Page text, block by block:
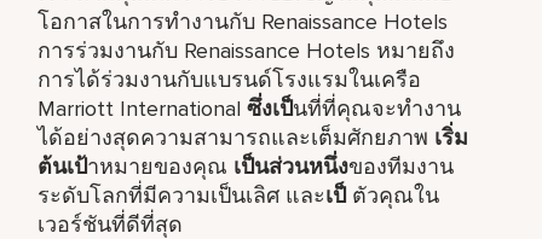
โอกาสในการทำงานกับ Renaissance Hotels
การร่วมงานกับ Renaissance Hotels หมายถึง
การได้ร่วมงานกับแบรนด์โรงแรมในเครือ
Marriott Internationalซึ่งเป็นที่ที่คุณจะทำงาน
ได้อย่างสุดความสามารถและเต็มศักยภาพ เริ่ม
ต้นเป้าหมายของคุณ เป็นส่วนหนึ่งของทีมงาน
ระดับโลกที่มีความเป็นเลิศ และเป็ ตัวคุณใน
เวอร์ชันที่ดีที่สุด